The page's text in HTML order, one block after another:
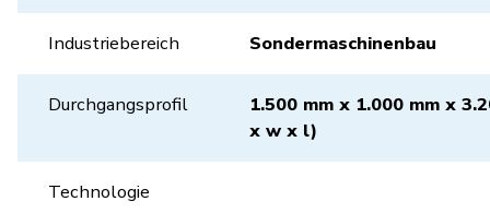
Industriebereich Sondermaschinenbau
Durchgangsprofil
1.500 mm x 1.000 mm x
x w x l)
Technologie